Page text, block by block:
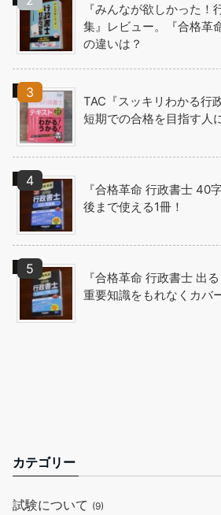
『みんなが欲しかった！
集』レビュー。『合格革
の違いは？
TAC『スッキリわかる行
短期での合格を目指す人
『合格革命 行政書士 40
後まで使える1冊！
『合格革命 行政書士 出
重要知識をもれなくカバ
カテゴリー
試験について (9)